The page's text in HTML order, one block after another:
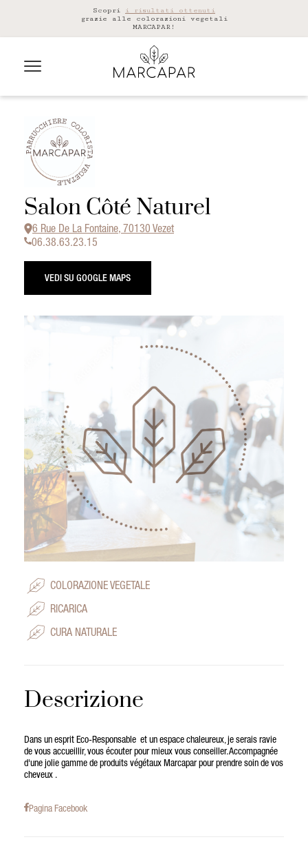
Scopri i risultati ottenuti
grazie alle colorazioni vegetali
MARCAPAR!
Salon Côté Naturel
6 Rue De La Fontaine, 70130 Vezet
06.38.63.23.15
VEDI SU GOOGLE MAPS
COLORAZIONE VEGETALE
RICARICA
CURA NATURALE
Descrizione
Dans un esprit Eco-Responsable et un espace chaleureux, je serais ravie
de vous accueillir, vous écouter pour mieux vous conseiller. Accompagnée
d'une jolie gamme de produits végétaux Marcapar pour prendre soin de vos
cheveux .
Pagina Facebook